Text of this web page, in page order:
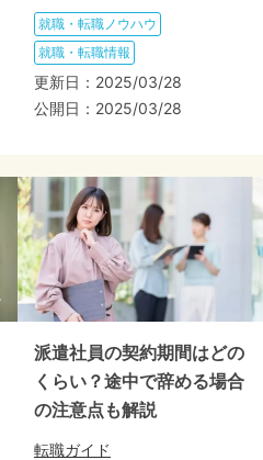
就職・転職ノウハウ
就職・転職情報
更新日： 2025/03/28
公開日： 2025/03/28
派遣社員の契約期間はどの
くらい？途中で辞める場合
の注意点も解説
転職ガイド